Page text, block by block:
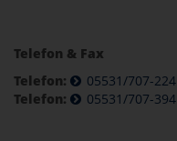
Telefon & Fax
Telefon:
05531/707-224
Telefon:
05531/707-394